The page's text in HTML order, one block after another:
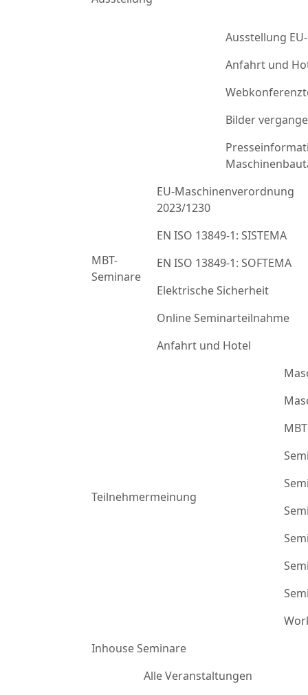
Ausstellung
Anfahrt und
Bilder
MBT-
Seminare
EU-Maschinenverordnung
2023/1230
EN ISO 13849-1: SISTEMA
EN ISO 13849-1: SOFTEMA
Elektrische Sicherheit
Online Seminarteilnahme
Anfahrt und Hotel
Teilnehmermeinung
Inhouse Seminare
Alle Veranstaltungen